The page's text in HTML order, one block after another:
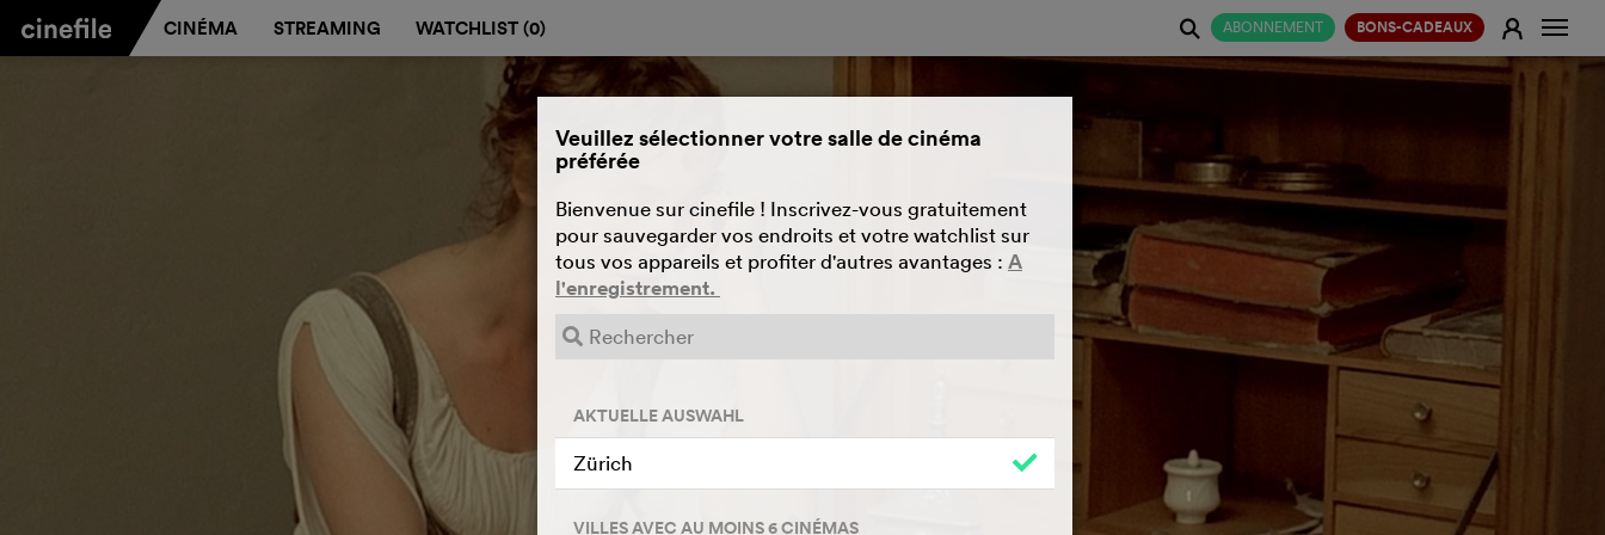
CINÉMA STREAMING WATCHLIST (0) ABONNEMENT BONS-CADEAUX E
j
Veuillez sélectionner votre salle de cinéma
préférée
Bienvenue sur cinefile ! Inscrivez-vous gratuitement
pour sauvegarder vos endroits et votre watchlist sur
tous vos appareils et profiter d'autres avantages : A
l'enregistrement.
AKTUELLE AUSWAHL
Zürich
VILLES AVEC AU MOINS 6 CINÉMAS